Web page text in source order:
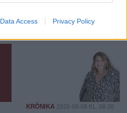
Data Access Privacy Policy
klubbar som värvat bäst inför
KRÖNIKA 2026-08-06 KL. 08:30